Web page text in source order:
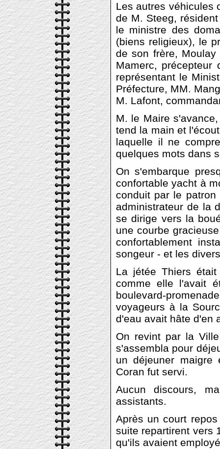
Les autres véhicules
de M. Steeg,
le ministre des
(biens religieux), le
de son frère,
Mamerc, précepteur
représentant le
Préfecture, MM.
M. Lafont,
M. le Maire
tend la main et
laquelle il ne
quelques mots dans
On s'embarque
confortable yacht à
conduit par le
administrateur de la
se dirige vers la
une courbe
confortablement
songeur - et les
La jétée Thiers
comme elle l'avait
boulevard-
voyageurs à la
d'eau avait hâte d'en
On revint par la
s'assembla pour
un déjeuner maigre
Coran fut servi.
Aucun discours,
assistants.
Après un court
suite repartirent vers
qu'ils avaient